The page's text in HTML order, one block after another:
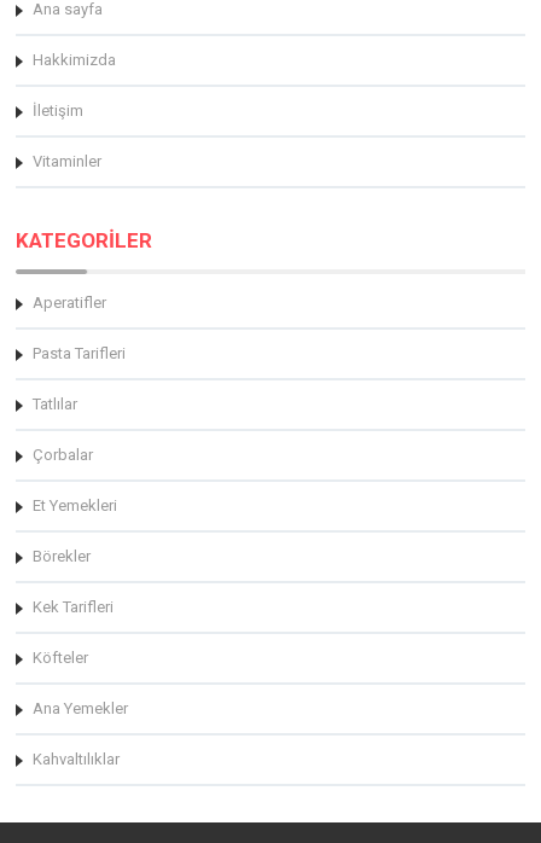
Ana sayfa
Hakkimizda
İletişim
Vitaminler
KATEGORİLER
Aperatifler
Pasta Tarifleri
Tatlılar
Çorbalar
Et Yemekleri
Börekler
Kek Tarifleri
Köfteler
Ana Yemekler
Kahvaltılıklar